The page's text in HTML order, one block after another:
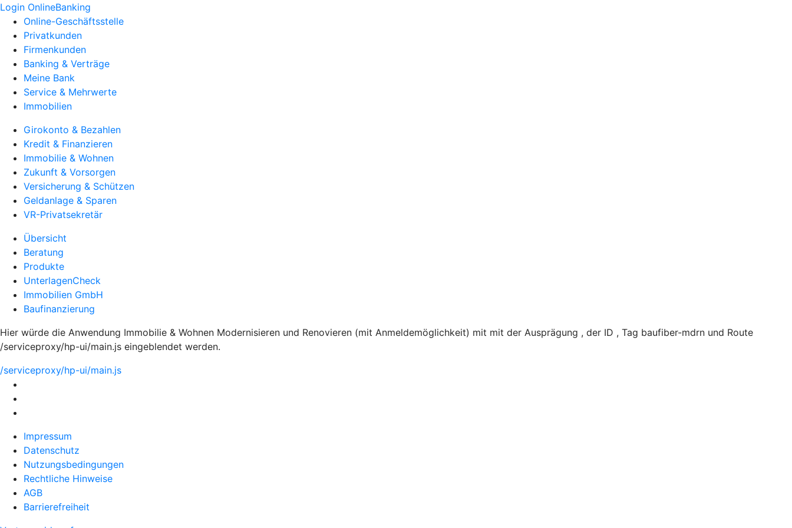
Login OnlineBanking
Online-Geschäftsstelle
Privatkunden
Firmenkunden
Banking & Verträge
Meine Bank
Service & Mehrwerte
Immobilien
Girokonto & Bezahlen
Kredit & Finanzieren
Immobilie & Wohnen
Zukunft & Vorsorgen
Versicherung & Schützen
Geldanlage & Sparen
VR-Privatsekretär
Übersicht
Beratung
Produkte
UnterlagenCheck
Immobilien GmbH
Baufinanzierung
Hier würde die Anwendung Immobilie & Wohnen Modernisieren und Renovieren (mit Anmeldemöglichkeit) mit mit der Ausprägung , der ID , Tag baufiber-mdrn und Route
/serviceproxy/hp-ui/main.js eingeblendet werden.
/serviceproxy/hp-ui/main.js
Impressum
Datenschutz
Nutzungsbedingungen
Rechtliche Hinweise
AGB
Barrierefreiheit